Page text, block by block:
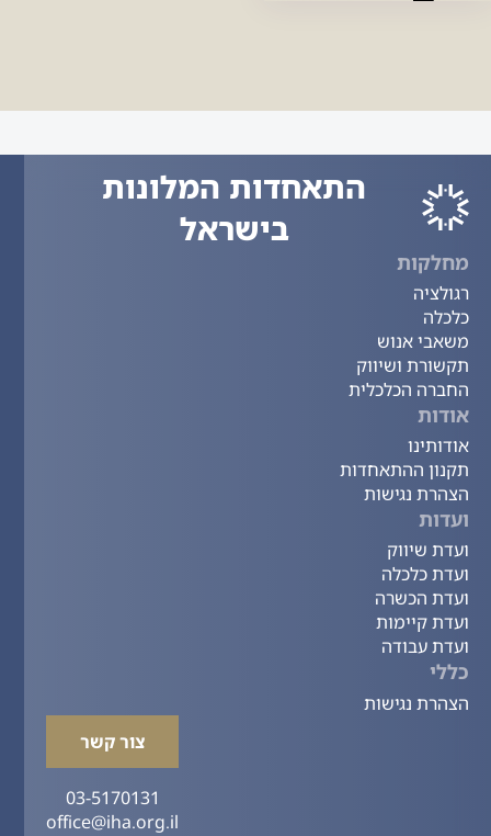
התאחדות המלונות
בישראל
מחלקות
רגולציה
כלכלה
משאבי אנוש
תקשורת ושיווק
החברה הכלכלית
אודות
אודותינו
תקנון ההתאחדות
הצהרת נגישות
ועדות
ועדת שיווק
ועדת כלכלה
ועדת הכשרה
ועדת קיימות
ועדת עבודה
כללי
הצהרת נגישות
צור קשר
03-5170131
office@iha.org.il